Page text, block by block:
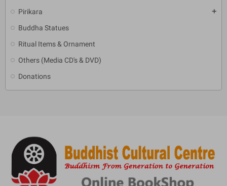
Pirikara add
Buddha Statues
Ritual Items & Ornament
Others (Media CD's & DVD)
Donations